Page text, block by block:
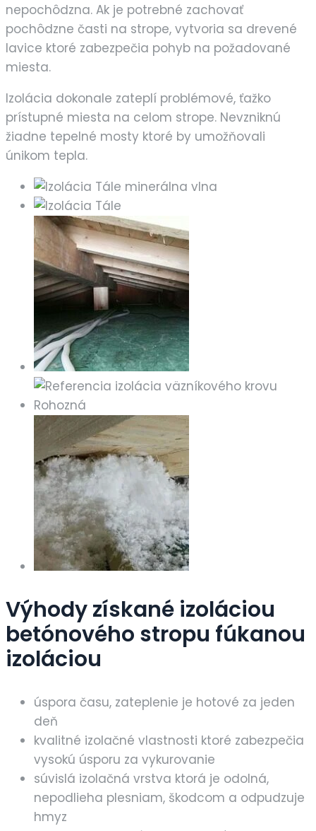
nepochôdzna. Ak je potrebné zachovať
pochôdzne časti na strope, vytvoria sa drevené
lavice ktoré zabezpečia pohyb na požadované
miesta.
Izolácia dokonale zateplí problémové, ťažko
prístupné miesta na celom strope. Nevzniknú
žiadne tepelné mosty ktoré by umožňovali
únikom tepla.
Výhody získané izoláciou
betónového stropu fúkanou
izoláciou
úspora času, zateplenie je hotové za jeden
deň
kvalitné izolačné vlastnosti ktoré zabezpečia
vysokú úsporu za vykurovanie
súvislá izolačná vrstva ktorá je odolná,
nepodlieha plesniam, škodcom a odpudzuje
hmyz